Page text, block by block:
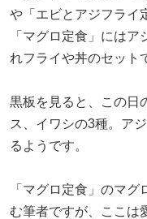
や「エビとアジフライ
「マグロ定食」には
れフライや丼のセット
黒板を見ると、この日
ス、イワシの3種。ア
るようです。
「マグロ定食」のマ
む筆者ですが、ここは